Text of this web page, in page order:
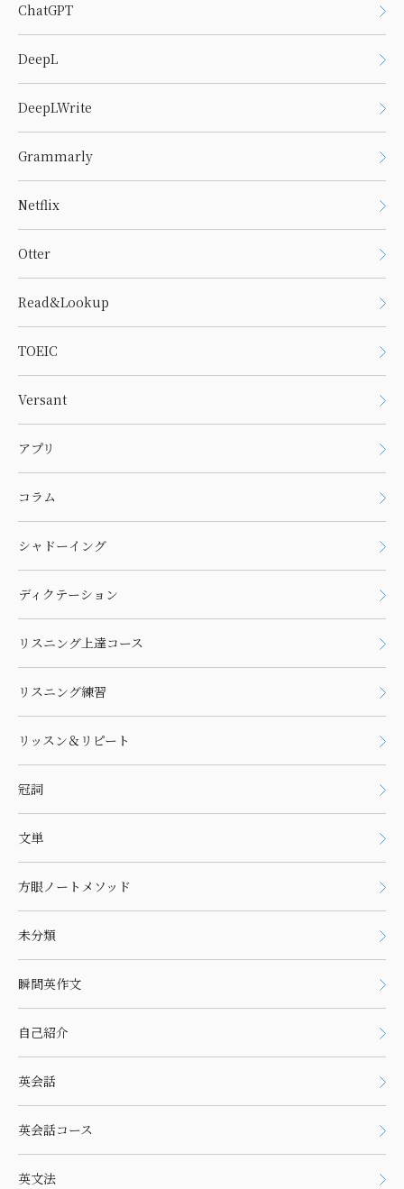
ChatGPT
DeepL
DeepLWrite
Grammarly
Netflix
Otter
Read&Lookup
TOEIC
Versant
アプリ
コラム
シャドーイング
ディクテーション
リスニング上達コース
リスニング練習
リッスン＆リピート
冠詞
文単
方眼ノートメソッド
未分類
瞬間英作文
自己紹介
英会話
英会話コース
英文法